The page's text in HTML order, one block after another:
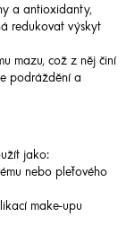
a antioxidanty,
redukovat výskyt
mazu, což z něj činí
podráždění a
jako:
nebo pleťového
make-upu